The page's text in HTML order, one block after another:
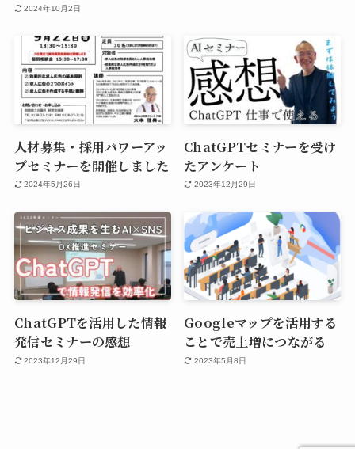
2024年10月2日
人材募集・採用パワーアッ
プセミナーを開催しました
2024年5月26日
ChatGPTセミナーを受け
たアンケート
2023年12月29日
ChatGPTを活用した情報
発信セミナーの感想
2023年12月29日
Googleマップを活用する
ことで売上増につながる
2023年5月8日